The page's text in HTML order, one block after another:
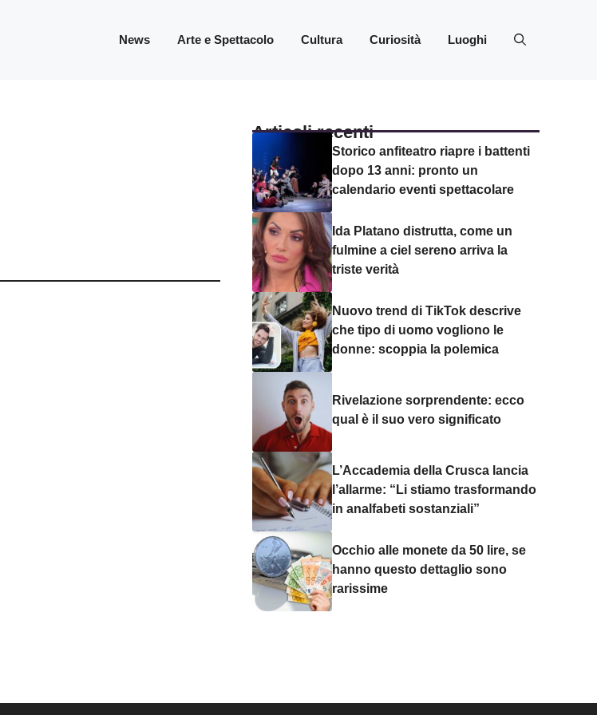
News Arte e Spettacolo Cultura Curiosità Luoghi
Articoli recenti
Storico anfiteatro riapre i battenti
dopo 13 anni: pronto un
calendario eventi spettacolare
Ida Platano distrutta, come un
fulmine a ciel sereno arriva la
triste verità
Nuovo trend di TikTok descrive
che tipo di uomo vogliono le
donne: scoppia la polemica
Rivelazione sorprendente: ecco
qual è il suo vero significato
L’Accademia della Crusca lancia
l’allarme: “Li stiamo trasformando
in analfabeti sostanziali”
Occhio alle monete da 50 lire, se
hanno questo dettaglio sono
rarissime